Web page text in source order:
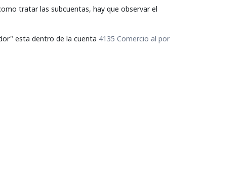
tratar las subcuentas, hay que observar el
esta dentro de la cuenta 4135 Comercio al por